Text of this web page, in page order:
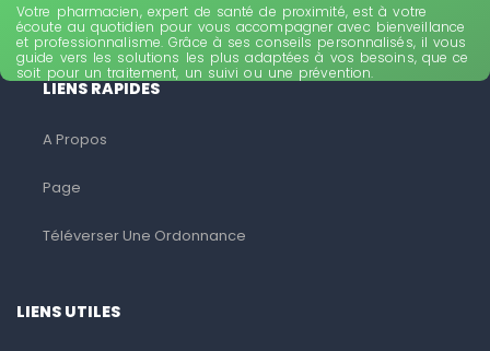
Votre pharmacien, expert de santé de proximité, est à votre
écoute au quotidien pour vous accompagner avec bienveillance
et professionnalisme. Grâce à ses conseils personnalisés, il vous
guide vers les solutions les plus adaptées à vos besoins, que ce
soit pour un traitement, un suivi ou une prévention.
LIENS RAPIDES
A Propos
Page
Téléverser Une Ordonnance
LIENS UTILES